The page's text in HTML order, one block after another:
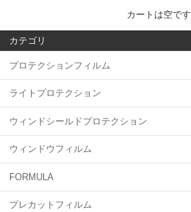
カートは空です
カテゴリ
プロテクションフィルム
ライトプロテクション
ウィンドシールドプロテクション
ウィンドウフィルム
FORMULA
プレカットフィルム